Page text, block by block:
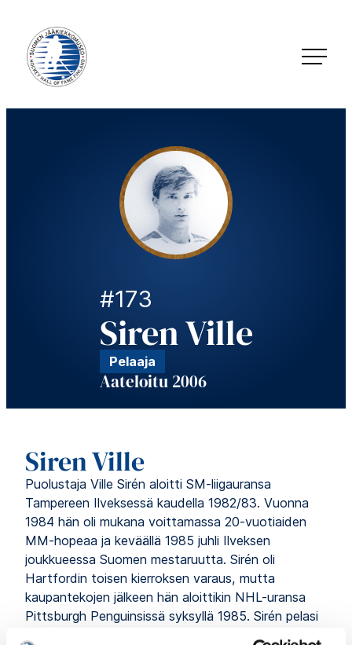
suoraan
sisältöön
Jääkiekkomuseo – Hockey Hall of Fame Finland
#173
Siren Ville
Pelaaja
Aateloitu 2006
Siren Ville
Puolustaja Ville Sirén aloitti SM-liigauransa
Tampereen Ilveksessä kaudella 1982/83. Vuonna
1984 hän oli mukana voittamassa 20-vuotiaiden
MM-hopeaa ja keväällä 1985 juhli Ilveksen
joukkueessa Suomen mestaruutta. Sirén oli
Hartfordin toisen kierroksen varaus, mutta
kaupantekojen jälkeen hän aloittikin NHL-uransa
Pittsburgh Penguinsissä syksyllä 1985. Sirén pelasi